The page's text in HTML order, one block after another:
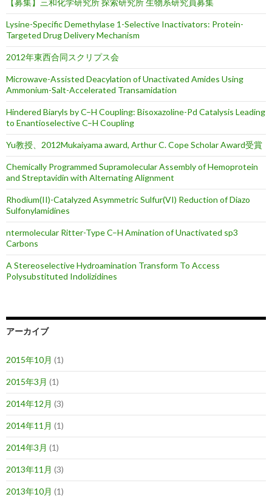
Lysine-Specific Demethylase 1-Selective Inactivators: Protein-
Targeted Drug Delivery Mechanism
2012年東西合同スクリプス会
Microwave-Assisted Deacylation of Unactivated Amides Using
Ammonium-Salt-Accelerated Transamidation
Hindered Biaryls by C–H Coupling: Bisoxazoline-Pd Catalysis Leading
to Enantioselective C–H Coupling
Yu教授、2012Mukaiyama award, Arthur C. Cope Scholar Award受賞
Chemically Programmed Supramolecular Assembly of Hemoprotein
and Streptavidin with Alternating Alignment
Rhodium(II)-Catalyzed Asymmetric Sulfur(VI) Reduction of Diazo
Sulfonylamidines
ntermolecular Ritter-Type C–H Amination of Unactivated sp3
Carbons
A Stereoselective Hydroamination Transform To Access
Polysubstituted Indolizidines
アーカイブ
2015年10月 (1)
2015年3月 (1)
2014年12月 (3)
2014年11月 (1)
2014年3月 (1)
2013年11月 (3)
2013年10月 (1)